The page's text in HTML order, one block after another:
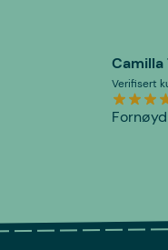
Camilla
Verifisert
Fornøyd